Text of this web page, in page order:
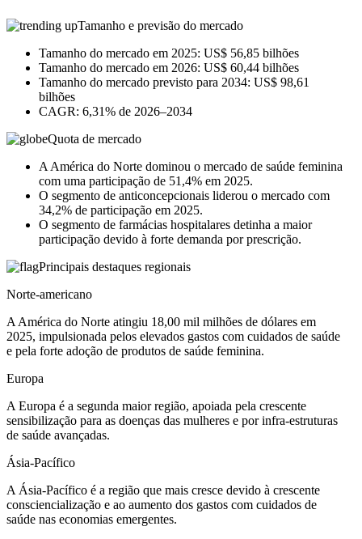
Tamanho e previsão do mercado
Tamanho do mercado em 2025: US$ 56,85 bilhões
Tamanho do mercado em 2026: US$ 60,44 bilhões
Tamanho do mercado previsto para 2034: US$ 98,61
bilhões
CAGR: 6,31% de 2026–2034
Quota de mercado
A América do Norte dominou o mercado de saúde feminina
com uma participação de 51,4% em 2025.
O segmento de anticoncepcionais liderou o mercado com
34,2% de participação em 2025.
O segmento de farmácias hospitalares detinha a maior
participação devido à forte demanda por prescrição.
Principais destaques regionais
Norte-americano
A América do Norte atingiu 18,00 mil milhões de dólares em
2025, impulsionada pelos elevados gastos com cuidados de saúde
e pela forte adoção de produtos de saúde feminina.
Europa
A Europa é a segunda maior região, apoiada pela crescente
sensibilização para as doenças das mulheres e por infra-estruturas
de saúde avançadas.
Ásia-Pacífico
A Ásia-Pacífico é a região que mais cresce devido à crescente
consciencialização e ao aumento dos gastos com cuidados de
saúde nas economias emergentes.